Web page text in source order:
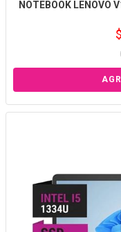
NOTEBOOK LENOVO